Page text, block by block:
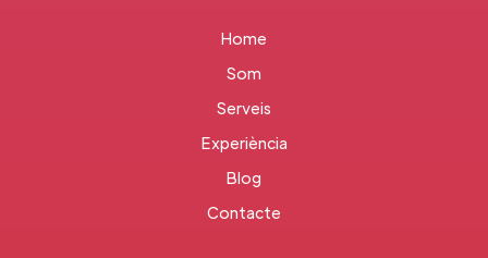
Home
Som
Serveis
Experiència
Blog
Contacte